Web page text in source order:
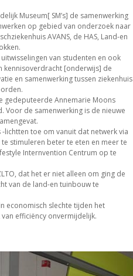
Museum[ SM’s] de samenwerking
op gebied van onderzoek naar
AVANS, de HAS, Land-en
van studenten en ook
kennisoverdracht [onderwijs] de
en samenwerking tussen ziekenhuis
gedeputeerde Annemarie Moons
Voor de samenwerking is de nieuwe
-lichtten toe om vanuit dat netwerk via
stimuleren beter te eten en meer te
Internvention Centrum op te
dat het er niet alleen om ging de
van de land-en tuinbouw te
economisch slechte tijden het
efficiëncy onvermijdelijk.